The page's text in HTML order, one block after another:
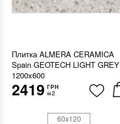
Плитка ALMERA CERAMICA
Spain GEOTECH LIGHT GREY
1200x600
2419 ГРН
м2
60x120